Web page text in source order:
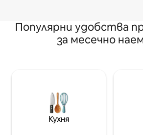
Популярни удобства
за месечно
Кухня